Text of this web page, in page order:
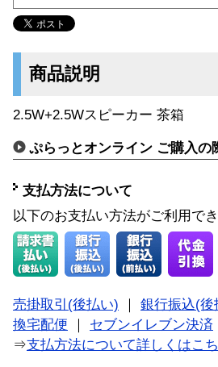
商品説明
2.5W+2.5Wスピーカー 茶箱
ぷらっとオンライン ご購入の
支払方法について
以下のお支払い方法がご利用で
売掛取引(後払い)
銀行振込(後
換宅配便
セブンイレブン決済
⇒支払方法について詳しくはこ